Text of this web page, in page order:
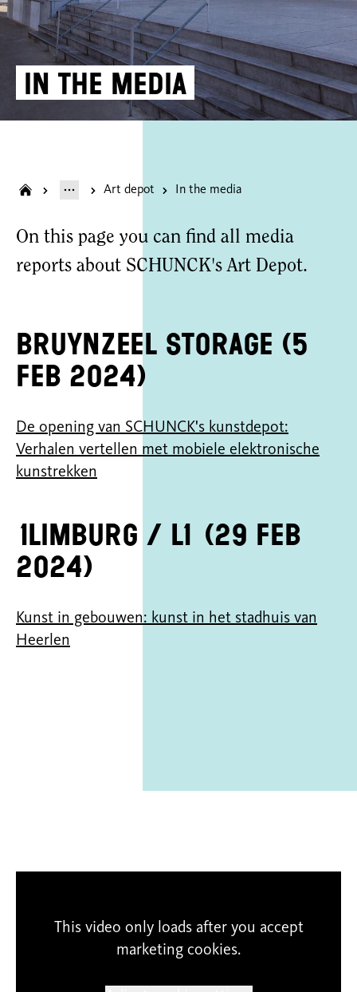
In the media
Art depot In the media
On this page you can find all media
reports about SCHUNCK's Art Depot.
Bruynzeel Storage (5
feb 2024)
De opening van SCHUNCK's kunstdepot:
Verhalen vertellen met mobiele elektronische
kunstrekken
1Limburg / L1 (29 feb
2024)
Kunst in gebouwen: kunst in het stadhuis van
Heerlen
This video only loads after you accept
marketing cookies.
ParkstadActueel (30
jan 2024)